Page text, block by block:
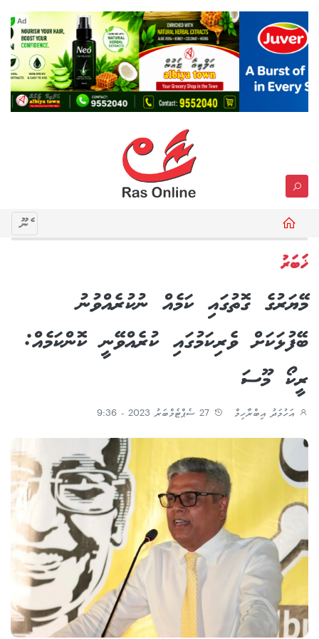
Ad
މެނޫ
ޚަބަރު
މޭޔަރުގެ ގޮތުގައި ކަމެއް ނުކުރެއްވުނު
ބޭފުޅަކަށް ވެރިކަމުގައި ކުރެއްވޭނީ ކޮންކަމެއް:
ރީކޯ މޫސަ
އަހުމަދު އިބްރާހިމް